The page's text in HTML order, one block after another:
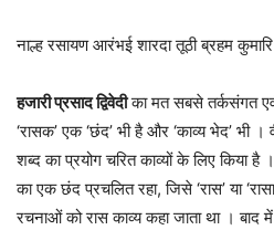
नाल्ह रसायण आरंभई शारदा तूठी ब्रहम
हजारी प्रसाद द्विवेदीका मत सबसे तर्कसंगत एवं
‘रासक’ एक ‘छंद’ भी है और ‘काव्य भेद’ भी ।
शब्द का प्रयोग चरित काव्यों के लिए किया
का एक छंद प्रचलित रहा, जिसे ‘रास’ या
रचनाओं को रास काव्य कहा जाता था ।